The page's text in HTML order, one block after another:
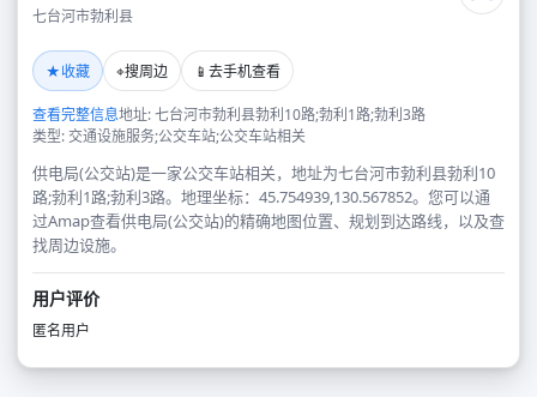
七台河市勃利县
★收藏 ⌖搜周边 📱 去手机查看
查看完整信息地址: 七台河市勃利县勃利10路;勃利1路;勃利3路
类型: 交通设施服务;公交车站;公交车站相关
供电局(公交站)是一家公交车站相关，地址为七台河市勃利县勃利10
路;勃利1路;勃利3路。地理坐标：45.754939,130.567852。您可以通
过Amap查看供电局(公交站)的精确地图位置、规划到达路线，以及查
找周边设施。
用户评价
匿名用户